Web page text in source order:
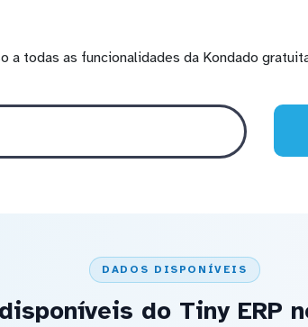
a todas as funcionalidades da Kondado
DADOS DISPONÍVEIS
do Tiny ERP